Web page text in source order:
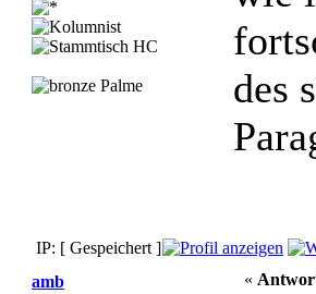
des
IP: [ Gespeichert ]
amb
«